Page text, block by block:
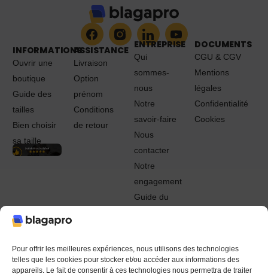
Pour offrir les meilleures expériences, nous utilisons des technologies
telles que les cookies pour stocker et/ou accéder aux informations des
appareils. Le fait de consentir à ces technologies nous permettra de traiter
INFORMATIONS
Ouvrir une
boutique
Guide des
tailles
Bien choisir
sa taille
ASSISTANCE
Livraison
Option
prénom
Conditions
de retour
ENTREPRISE
Qui
sommes-
nous
Notre
savoir-faire
Nous
contacter
Notre
engagement
Guide du
DOCUMENTS
CGU & CGV
Mentions
légales
Confidentialité
Cookies
© 2022 - 2024 Blagapro. Tous droits réservés. Textiles
personnalisés à Orléans